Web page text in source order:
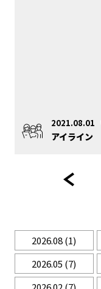
2021.08.01
アイライン
<< 前
2026.08(1)
2026.05 (7)